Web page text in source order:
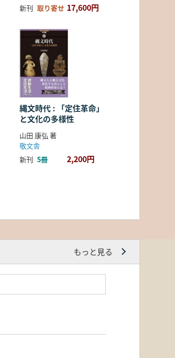
新刊 取り寄せ 17,600円
縄文時代 : 「定住革命」
と文化の多様性
山田 康弘 著
敬文舎
新刊 5冊 2,200円
もっと見る